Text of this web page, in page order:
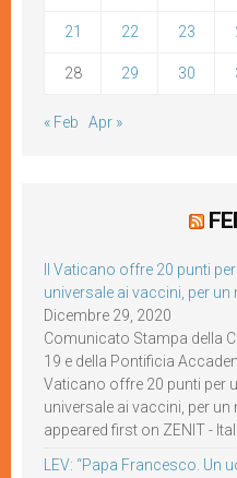
21 22 23
28 29 30
« Feb Apr »
Il Vaticano offre 20 punti
universale ai vaccini, per
Dicembre 29, 2020
Comunicato Stampa della
19 e della Pontificia
Vaticano offre 20 punti per
universale ai vaccini, per
appeared first on ZENIT -
LEV: “Papa Francesco. Un